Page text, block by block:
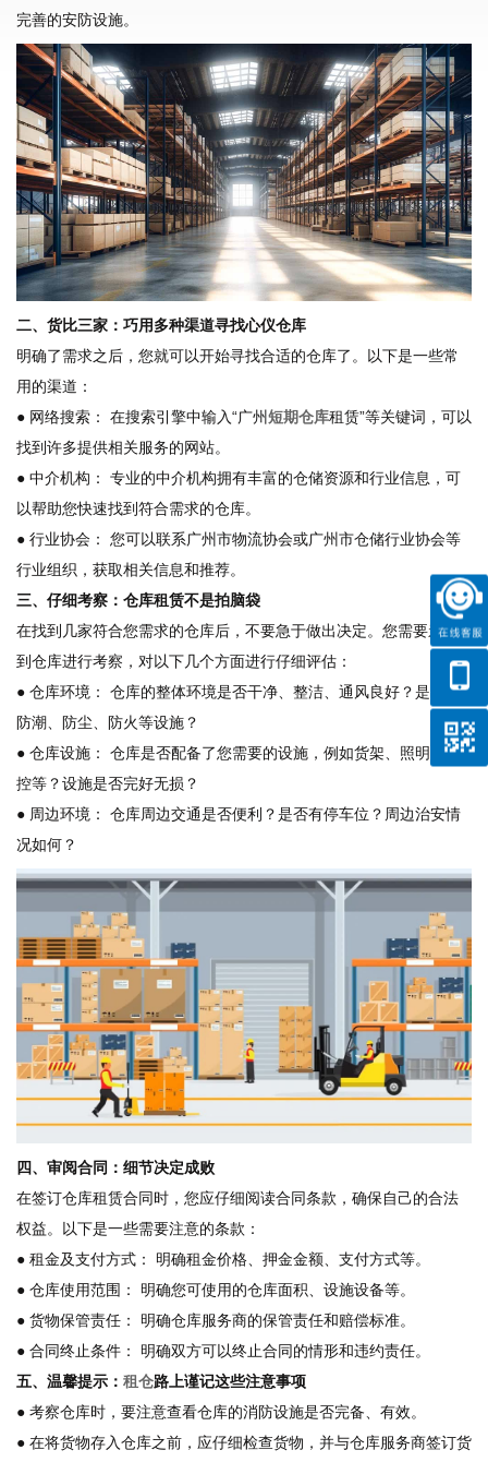
完善的安防设施。
二、货比三家：巧用多种渠道寻找心仪仓库
明确了需求之后，您就可以开始寻找合适的仓库了。以下是一些常
用的渠道：
● 网络搜索： 在搜索引擎中输入“广州短期仓库租赁”等关键词，可以
找到许多提供相关服务的网站。
● 中介机构： 专业的中介机构拥有丰富的仓储资源和行业信息，可
以帮助您快速找到符合需求的仓库。
● 行业协会： 您可以联系广州市物流协会或广州市仓储行业协会等
行业组织，获取相关信息和推荐。
三、仔细考察：仓库租赁不是拍脑袋
在找到几家符合您需求的仓库后，不要急于做出决定。您需要亲自
到仓库进行考察，对以下几个方面进行仔细评估：
● 仓库环境： 仓库的整体环境是否干净、整洁、通风良好？是否有
防潮、防尘、防火等设施？
● 仓库设施： 仓库是否配备了您需要的设施，例如货架、照明、监
控等？设施是否完好无损？
● 周边环境： 仓库周边交通是否便利？是否有停车位？周边治安情
况如何？
四、审阅合同：细节决定成败
在签订仓库租赁合同时，您应仔细阅读合同条款，确保自己的合法
权益。以下是一些需要注意的条款：
● 租金及支付方式： 明确租金价格、押金金额、支付方式等。
● 仓库使用范围： 明确您可使用的仓库面积、设施设备等。
● 货物保管责任： 明确仓库服务商的保管责任和赔偿标准。
● 合同终止条件： 明确双方可以终止合同的情形和违约责任。
五、温馨提示： 租仓路上谨记这些注意事项
● 考察仓库时，要注意查看仓库的消防设施是否完备、有效。
● 在将货物存入仓库之前，应仔细检查货物，并与仓库服务商签订货